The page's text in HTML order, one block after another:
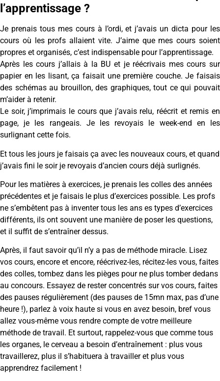
l’apprentissage ?
Je prenais tous mes cours à l’ordi, et j’avais un dicta pour les
cours où les profs allaient vite. J’aime que mes cours soient
propres et organisés, c’est indispensable pour l’apprentissage.
Après les cours j’allais à la BU et je réécrivais mes cours sur
papier en les lisant, ça faisait une première couche. Je faisais
des schémas au brouillon, des graphiques, tout ce qui pouvait
m’aider à retenir.
Le soir, j’imprimais le cours que j’avais relu, réécrit et remis en
page, je les rangeais. Je les revoyais le week-end en les
surlignant cette fois.
Et tous les jours je faisais ça avec les nouveaux cours, et quand
j’avais fini le soir je revoyais d’ancien cours déjà surlignés.
Pour les matières à exercices, je prenais les colles des années
précédentes et je faisais le plus d’exercices possible. Les profs
ne s’embêtent pas à inventer tous les ans es types d’exercices
différents, ils ont souvent une manière de poser les questions,
et il suffit de s’entraîner dessus.
Après, il faut savoir qu’il n’y a pas de méthode miracle. Lisez
vos cours, encore et encore, réécrivez-les, récitez-les vous, faites
des colles, tombez dans les pièges pour ne plus tomber dedans
au concours. Essayez de rester concentrés sur vos cours, faites
des pauses régulièrement (des pauses de 15mn max, pas d’une
heure !), parlez à voix haute si vous en avez besoin, bref vous
allez vous-même vous rendre compte de votre meilleure
méthode de travail. Et surtout, rappelez-vous que comme tous
les organes, le cerveau a besoin d’entraînement : plus vous
travaillerez, plus il s’habituera à travailler et plus vous
apprendrez facilement !